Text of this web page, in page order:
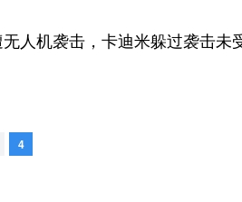
机袭击，卡迪米躲过袭击未
4